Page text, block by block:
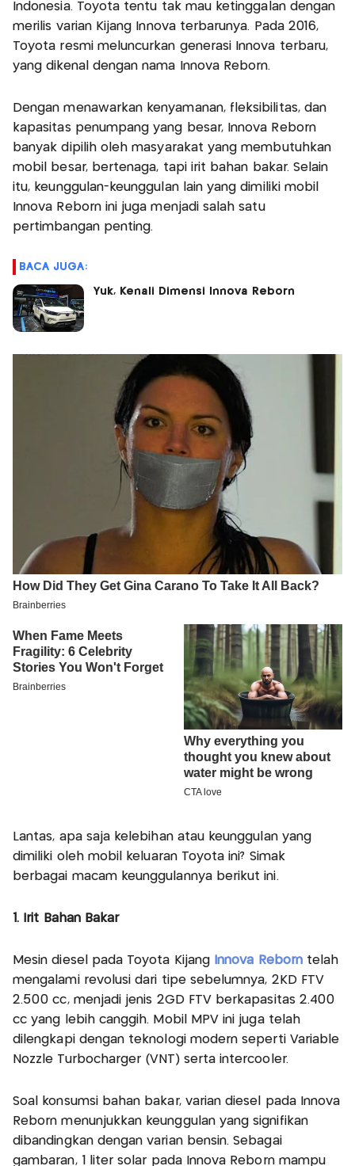
Indonesia. Toyota tentu tak mau ketinggalan dengan
merilis varian Kijang Innova terbarunya. Pada 2016,
Toyota resmi meluncurkan generasi Innova terbaru,
yang dikenal dengan nama Innova Reborn.
Dengan menawarkan kenyamanan, fleksibilitas, dan
kapasitas penumpang yang besar, Innova Reborn
banyak dipilih oleh masyarakat yang membutuhkan
mobil besar, bertenaga, tapi irit bahan bakar. Selain
itu, keunggulan-keunggulan lain yang dimiliki mobil
Innova Reborn ini juga menjadi salah satu
pertimbangan penting.
BACA JUGA:
Yuk, Kenali Dimensi Innova Reborn
Lantas, apa saja kelebihan atau keunggulan yang
dimiliki oleh mobil keluaran Toyota ini? Simak
berbagai macam keunggulannya berikut ini.
1. Irit Bahan Bakar
Mesin diesel pada Toyota Kijang Innova Reborntelah
mengalami revolusi dari tipe sebelumnya, 2KD FTV
2.500 cc, menjadi jenis 2GD FTV berkapasitas 2.400
cc yang lebih canggih. Mobil MPV ini juga telah
dilengkapi dengan teknologi modern seperti Variable
Nozzle Turbocharger (VNT) serta intercooler.
Soal konsumsi bahan bakar, varian diesel pada Innova
Reborn menunjukkan keunggulan yang signifikan
dibandingkan dengan varian bensin. Sebagai
gambaran, 1 liter solar pada Innova Reborn mampu